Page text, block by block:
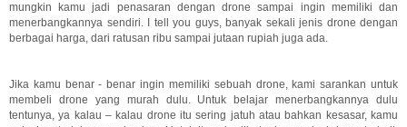
mungkin kamu jadi penasaran dengan drone sampai ingin memiliki dan
menerbangkannya sendiri. I tell you guys, banyak sekali jenis drone dengan
berbagai harga, dari ratusan ribu sampai jutaan rupiah juga ada.
Jika kamu benar - benar ingin memiliki sebuah drone, kami sarankan untuk
membeli drone yang murah dulu. Untuk belajar menerbangkannya dulu
tentunya, ya kalau – kalau drone itu sering jatuh atau bahkan kesasar, kamu